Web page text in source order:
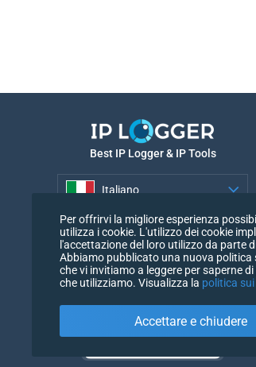
Best IP Logger & IP Tools
Italiano
Italiano
Per offrirvi la migliore esperienza
utilizza i cookie. L'utilizzo dei cookie
l'accettazione del loro utilizzo da parte
Abbiamo pubblicato una nuova politica
che vi invitiamo a leggere per saperne
che utilizziamo. Visualizza la politica
Accettare e chiudere